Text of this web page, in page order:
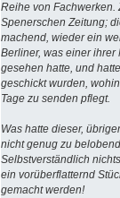
Reihe von Fachwerken.
Spenerschen Zeitung;
machend, wieder ein
Berliner, was einer ihrer
gesehen hatte, und
geschickt wurden,
Tage zu senden pflegt.
Was hatte dieser,
nicht genug zu
Selbstverständlich
ein vorüberflatternd
gemacht werden!